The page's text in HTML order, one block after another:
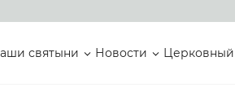
святыни Новости Церковный